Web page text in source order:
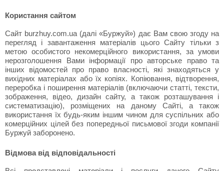
Користання сайтом
Сайт burzhuy.com.ua (далі «Буржуй») дає Вам свою згоду на
перегляд і завантаження матеріалів цього Сайту тільки з
метою особистого некомерційного використання, за умови
нерозголошення Вами інформації про авторське право та
інших відомостей про право власності, які знаходяться у
вихідних матеріалах або їх копіях. Копіювання, відтворення,
переробка і поширення матеріалів (включаючи статті, тексти,
зображення, відео, дизайн сайту, а також розташування і
систематизацію), розміщених на даному Сайті, а також
використання їх будь-яким іншим чином для суспільних або
комерційних цілей без попередньої письмової згоди компанії
Буржуй заборонено.
Відмова від відповідальності